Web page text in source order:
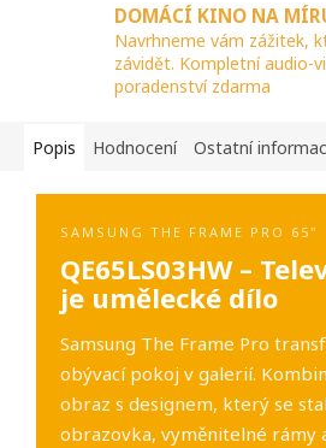
DOMÁCÍ KINO NA
Navrhneme vám zážitek,
závidět. Kompletní audio-
poradenství zdarma
Popis Hodnocení Ostatní
SAMSUNG THE FRAME PRO 65"
QE65LS03HW –
je umělecké dílo
Samsung The Frame Pro
obývací pokoj v galerií.
obraz s designem, který se
obrazovka, vyměnitelné rámy